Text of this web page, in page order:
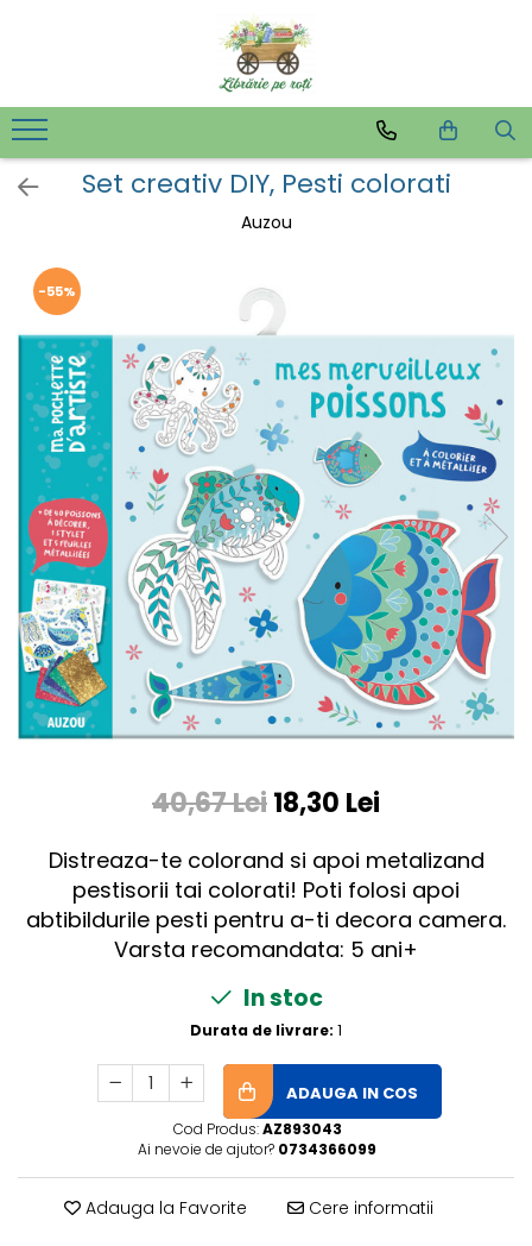
Set creativ DIY, Pesti colorati
Auzou
-55%
40,67 Lei18,30 Lei
Distreaza-te colorand si apoi metalizand
pestisorii tai colorati! Poti folosi apoi
abtibildurile pesti pentru a-ti decora camera.
Varsta recomandata: 5 ani+
In stoc
Durata de livrare: 1
ADAUGA IN COS
Cod Produs: AZ893043
Ai nevoie de ajutor? 0734366099
Adauga la Favorite Cere informatii